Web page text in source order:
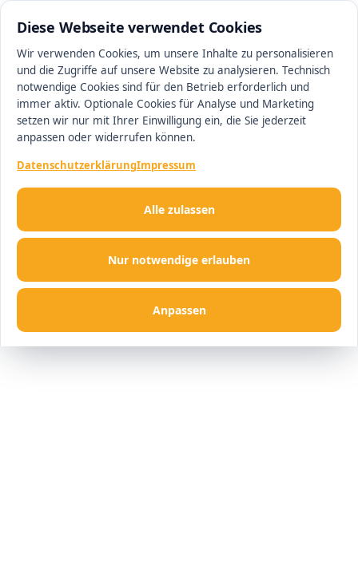
Diese Webseite verwendet Cookies
Wir verwenden Cookies, um unsere Inhalte zu personalisieren
und die Zugriffe auf unsere Website zu analysieren. Technisch
notwendige Cookies sind für den Betrieb erforderlich und
immer aktiv. Optionale Cookies für Analyse und Marketing
setzen wir nur mit Ihrer Einwilligung ein, die Sie jederzeit
anpassen oder widerrufen können.
DatenschutzerklärungImpressum
Nur notwendige erlauben
Anpassen
Alle zulassen